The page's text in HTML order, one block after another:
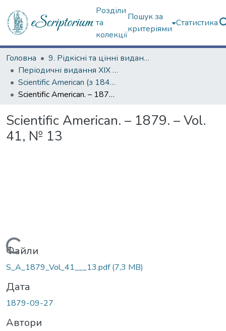
Розділи
та
колекції
Пошук за
критеріями
Статистика
Головна
9. Рідкісні та цінні видання
Періодичні видання ХІХ ст.
Scientific American (з 1845 р.)
Scientific American. – 1879. – Vol. 41, № 13
Scientific American. – 1879. – Vol.
41, № 13
Вантажиться...
Файли
S_A_1879_Vol_41___13.pdf(7,3 MB)
Дата
1879-09-27
Автори